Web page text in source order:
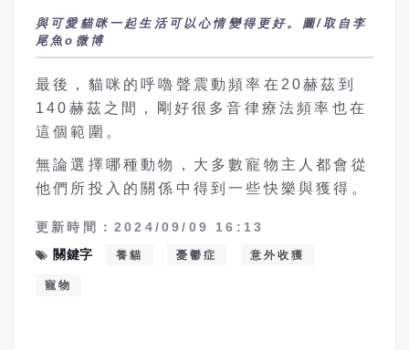
與可愛貓咪一起生活可以心情變得更好。圖/取自李
尾魚o微博
最後，貓咪的呼嚕聲震動頻率在20赫茲到
140赫茲之間，剛好很多音律療法頻率也在
這個範圍。
無論選擇哪種動物，大多數寵物主人都會從
他們所投入的關係中得到一些快樂與獲得。
更新時間：2024/09/09 16:13
關鍵字
養貓 憂鬱症 意外收獲
寵物